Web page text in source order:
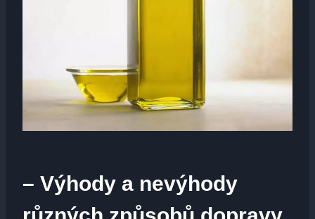
– Výhody a nevýhody